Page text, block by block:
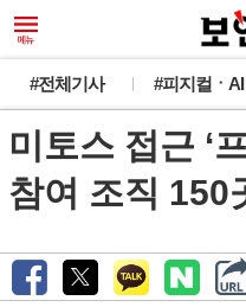
#전체기사 #피지컬ㆍAI
미토스 접근 ‘
참여 조직 150